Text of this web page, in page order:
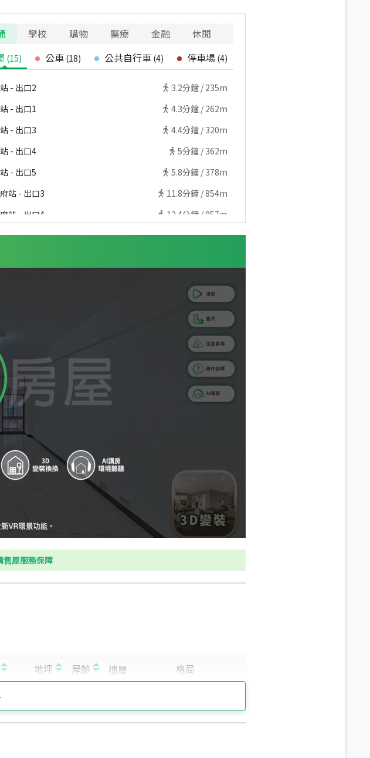
學校 購物 醫療 金融 休閒
(15) 公車 (18) 公共自行車 (4) 停車場 (4)
- 出口2 3.2分鐘 / 235m
- 出口1 4.3分鐘 / 262m
- 出口3 4.4分鐘 / 320m
- 出口4 5分鐘 / 362m
- 出口5 5.8分鐘 / 378m
站 - 出口3 11.8分鐘 /854m
站 - 出口4 12.4分鐘 /857m
天宮(興建中) - 出口 15.3分鐘 /1047m
分鐘 /1158m
分鐘 /1062m
站 - 出口2 分鐘 / 1004m
埤站 - 出口1 分鐘 /1041m
站 - 出口2 分鐘 /1061m
售屋服務保障